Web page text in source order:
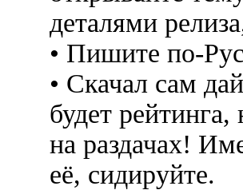
деталями
• Пишите по-
• Скачал сам
будет рейтинга,
на раздачах!
её, сидируйте.